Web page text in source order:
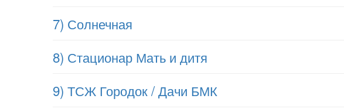
7) Солнечная
8) Стационар Мать и дитя
9) ТСЖ Городок / Дачи БМК